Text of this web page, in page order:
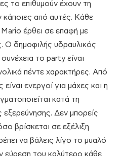
το επιθυμούν έχουν τη
από αυτές. Κάθε
έρθει σε επαφή με
Ο δημοφιλής υδραυλικός
το party είναι
πέντε χαρακτήρες. Από
ενεργοί για μάχες και η
κατά τη
εξερεύνησης. Δεν μπορείς
βρίσκεται σε εξέλιξη
να βάλεις λίγο το μυαλό
εύρεση του καλύτερο κάθε